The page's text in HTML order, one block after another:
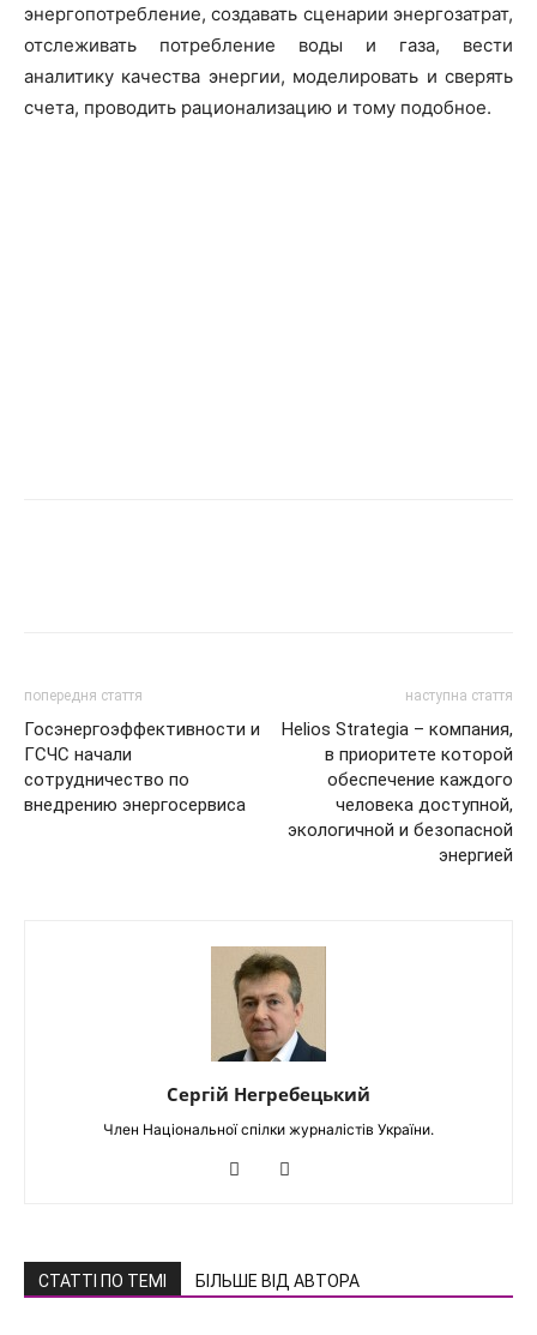
энергопотребление, создавать сценарии энергозатрат,
отслеживать потребление воды и газа, вести
аналитику качества энергии, моделировать и сверять
счета, проводить рационализацию и тому подобное.
попередня стаття
Госэнергоэффективности и
ГСЧС начали
сотрудничество по
внедрению энергосервиса
наступна стаття
Helios Strategia – компания,
в приоритете которой
обеспечение каждого
человека доступной,
экологичной и безопасной
энергией
Сергій Негребецький
Член Національної спілки журналістів України.
СТАТТІ ПО ТЕМІ БІЛЬШЕ ВІД АВТОРА